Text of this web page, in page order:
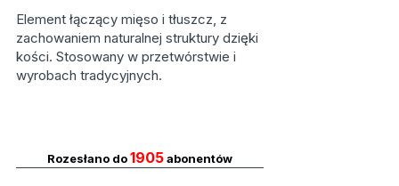
Element łączący mięso i tłuszcz, z
zachowaniem naturalnej struktury dzięki
kości. Stosowany w przetwórstwie i
wyrobach tradycyjnych.
Rozesłano do1905abonentów